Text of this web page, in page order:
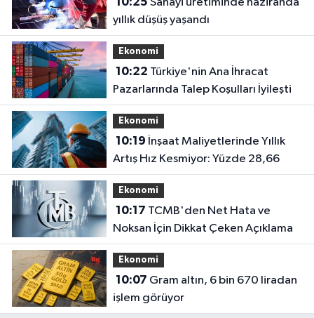
yıllık düşüş yaşandı
Ekonomi
10:22
Pazarlarında Talep Koşulları İyileşti
Ekonomi
10:19
Artış Hız Kesmiyor: Yüzde 28,66
Ekonomi
10:17
Noksan İçin Dikkat Çeken Açıklama
Ekonomi
10:07
işlem görüyor